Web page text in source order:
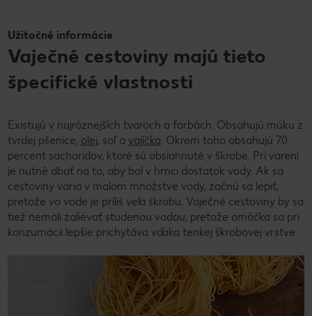
Užitočné informácie
Vaječné cestoviny majú tieto
špecifické vlastnosti
Existujú v najrôznejších tvaroch a farbách. Obsahujú múku z
tvrdej pšenice, olej, soľ a vajíčka. Okrem toho obsahujú 70
percent sacharidov, ktoré sú obsiahnuté v škrobe. Pri varení
je nutné dbať na to, aby bol v hrnci dostatok vody. Ak sa
cestoviny varia v malom množstve vody, začnú sa lepiť,
pretože vo vode je príliš veľa škrobu. Vaječné cestoviny by sa
tiež nemali zalievať studenou vodou, pretože omáčka sa pri
konzumácii lepšie prichytáva vďaka tenkej škrobovej vrstve.